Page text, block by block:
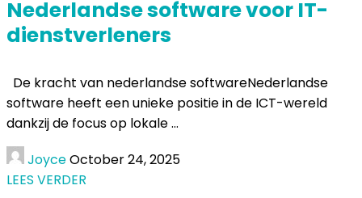
Nederlandse software voor IT-
dienstverleners
De kracht van nederlandse softwareNederlandse
software heeft een unieke positie in de ICT-wereld
dankzij de focus op lokale ...
JoyceOctober 24, 2025
LEES VERDER